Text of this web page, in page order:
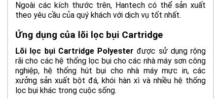
Ngoài các kích thước trên, Hantech có thể sản xuất
theo yêu cầu của quý khách với dịch vụ tốt nhất.
Ứng dụng của lõi lọc bụi Cartridge
Lõi lọc bụi Cartridge Polyester được sử dụng rộng
rãi cho các hệ thống lọc bụi cho các nhà máy sơn công
nghiệp, hệ thống hút bụi cho nhà máy mực in, các
xưởng sản xuất bột đá, khói hàn xì và nhiều hệ thống
lọc bụi khác trong cuộc sống.